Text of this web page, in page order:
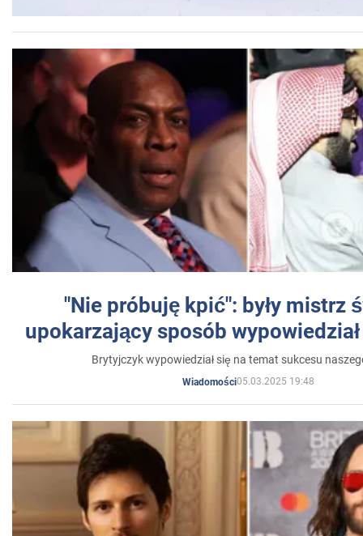
"Nie próbuję kpić": były mistrz
upokarzający sposób
Brytyjczyk wypowiedział się na temat sukcesu
Wiadomości05.03.2025 19:48